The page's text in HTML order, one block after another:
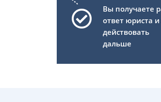
Вы получаете
ответ юриста
действовать
дальше